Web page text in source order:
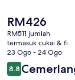
menaiki
pujian daripada
dengan
ialah 11 minit dan
Harga
semasa
ialah
RM426
RM426
RM511 jumlah
termasuk cukai & fi
23 Ogo - 24 Ogo
Ulasan
8.88.8 daripada 10